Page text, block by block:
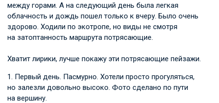
между горами. А на следующий день была легкая
облачность и дождь пошел только к вчеру. Было очень
здорово. Ходили по экотропе, но виды не смотря
на затоптанность маршрута потрясающие.
Хватит лирики, лучше покажу эти потрясающие пейзажи.
1. Первый день. Пасмурно. Хотели просто прогуляться,
но залезли довольно высоко. Фото сделано по пути
на вершину.